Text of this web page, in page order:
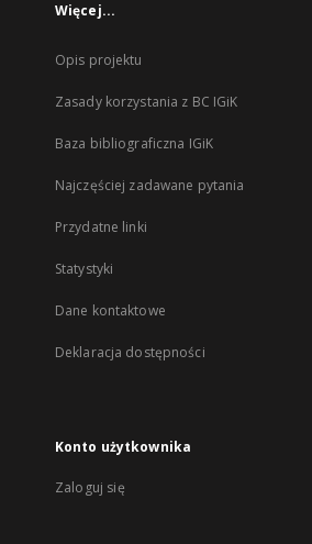
Więcej...
Opis projektu
Zasady korzystania z BC IGiK
Baza bibliograficzna IGiK
Najczęściej zadawane pytania
Przydatne linki
Statystyki
Dane kontaktowe
Deklaracja dostępności
Konto użytkownika
Zaloguj się